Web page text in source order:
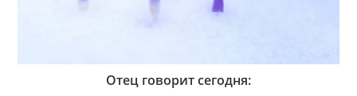
Отец говорит сегодня: